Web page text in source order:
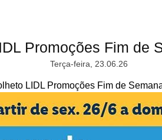
Promoções Fim de
Terça-feira, 23.06.26
LIDL Promoções Fim de